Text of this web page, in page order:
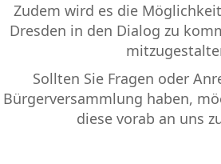
Zudem wird es die
Dresden in den Dialog zu
Sollten Sie Fragen oder
Bürgerversammlung haben,
diese vorab an uns